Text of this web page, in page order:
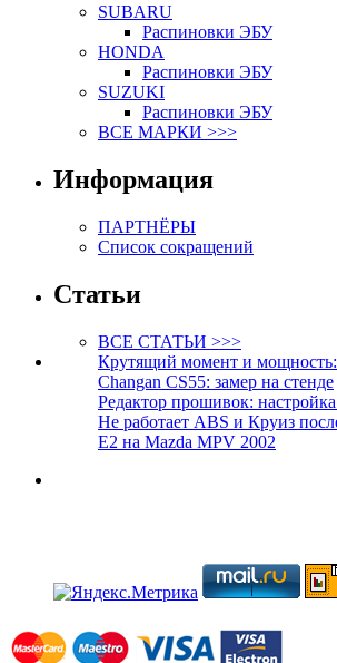
SUBARU
Распиновки ЭБУ
HONDA
Распиновки ЭБУ
SUZUKI
Распиновки ЭБУ
ВСЕ МАРКИ >>>
Информация
ПАРТНЁРЫ
Список сокращений
Статьи
ВСЕ СТАТЬИ >>>
Крутящий момент и
Changan CS55: замер на стенде
Редактор прошивок:
Не работает ABS и Круиз
E2 на Mazda MPV 2002